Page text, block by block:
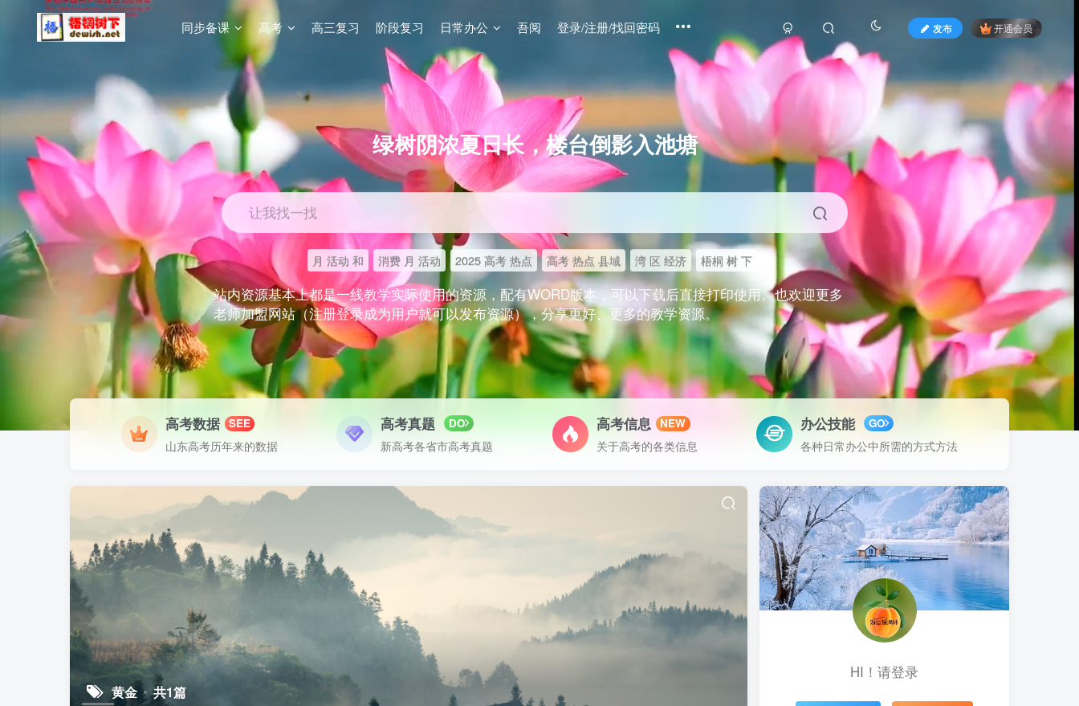
同步备课 高考 高三复习 阶段复习 日常办公 吾阅 登录/注册/找回密码 发布 开通会员
绿树阴浓夏日长，楼台倒影入池塘
让我找一找
月 活动 和 消费 月 活动 2025 高考 热点 高考 热点 县域 湾 区 经济 梧桐 树 下
站内资源基本上都是一线教学实际使用的资源，配有WORD版本，可以下载后直接打印使用。也欢迎更多
老师加盟网站（注册登录成为用户就可以发布资源），分享更好、更多的教学资源。
高考数据 SEE
山东高考历年来的数据
高考真题 DO
新高考各省市高考真题
高考信息 NEW
关于高考的各类信息
办公技能 GO
各种日常办公中所需的方式方法
黄金 共1篇
HI！请登录